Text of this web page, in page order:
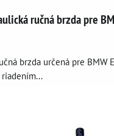
ručná brzda pre
brzda určená pre BMW